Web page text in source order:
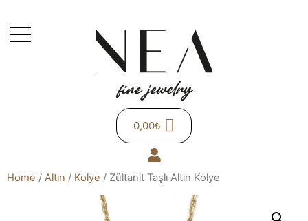
0,00₺
Home / Altın / Kolye / Zültanit Taşlı Altın Kolye